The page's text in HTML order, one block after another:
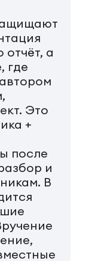
отчёт, а
где
Это
+
после
и
В